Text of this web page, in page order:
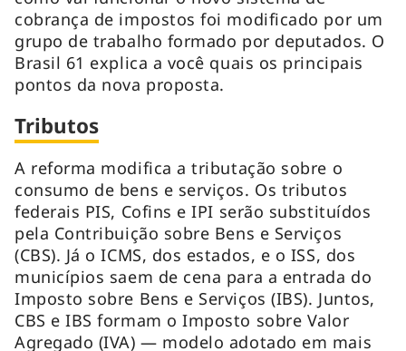
cobrança de impostos foi modificado por um
grupo de trabalho formado por deputados. O
Brasil 61 explica a você quais os principais
pontos da nova proposta.
Tributos
A reforma modifica a tributação sobre o
consumo de bens e serviços. Os tributos
federais PIS, Cofins e IPI serão substituídos
pela Contribuição sobre Bens e Serviços
(CBS). Já o ICMS, dos estados, e o ISS, dos
municípios saem de cena para a entrada do
Imposto sobre Bens e Serviços (IBS). Juntos,
CBS e IBS formam o Imposto sobre Valor
Agregado (IVA) — modelo adotado em mais